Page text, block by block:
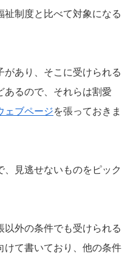
制度と比べて対象になる
あり、そこに受けられる
あるので、それらは割愛
ェブページを張っておきま
見逃せないものをピック
外の条件でも受けられる
けて書いており、他の条件